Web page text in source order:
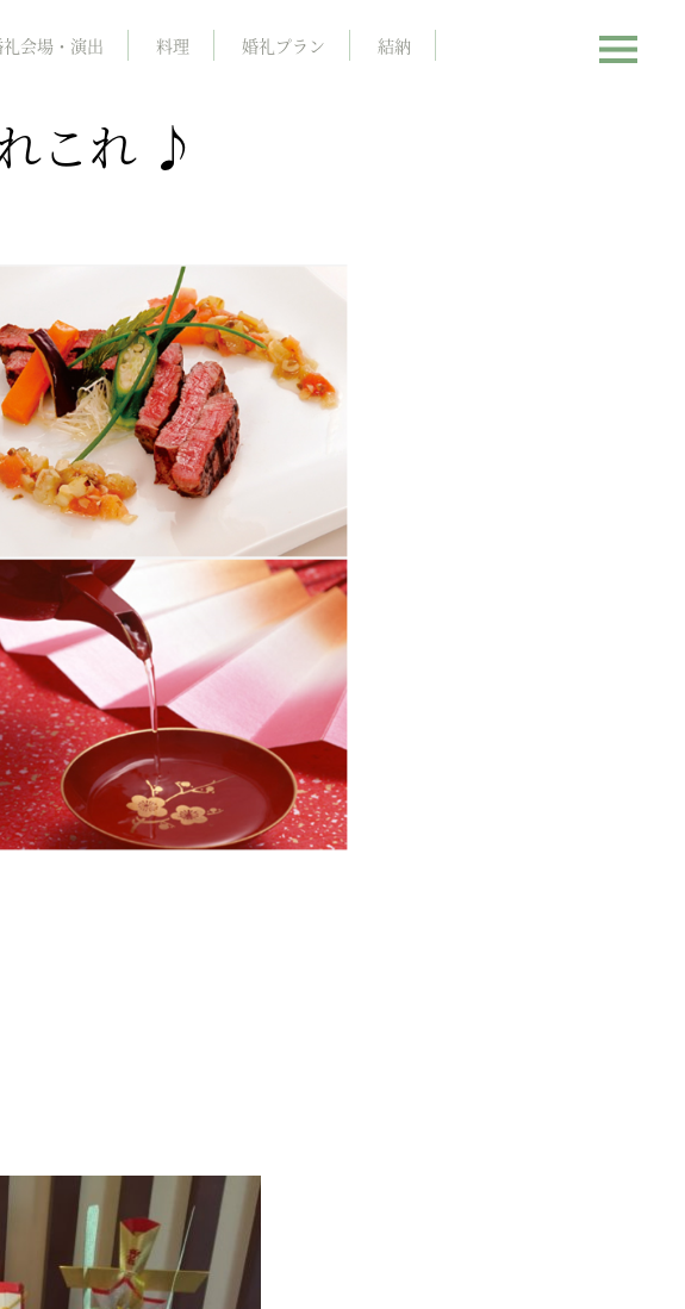
礼会場・演出 料理 婚礼プラン 結納
これ ♪